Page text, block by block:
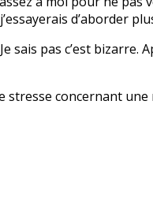
d’aborder
sais pas c’est bizarre.
stresse concernant